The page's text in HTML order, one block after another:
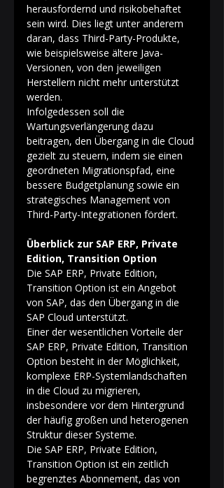
herausfordernd und risikobehaftet
sein wird. Dies liegt unter anderem
daran, dass Third-Party-Produkte,
wie beispielsweise ältere Java-
Versionen, von den jeweiligen
Herstellern nicht mehr unterstützt
werden.
Infolgedessen soll die
Wartungsverlängerung dazu
beitragen, den Übergang in die Cloud
gezielt zu steuern, indem sie einen
geordneten Migrationspfad, eine
bessere Budgetplanung sowie ein
strategisches Management von
Third-Party-Integrationen fördert.
Überblick zur SAP ERP, Private
Edition, Transition Option
Die SAP ERP, Private Edition,
Transition Option ist ein Angebot
von SAP, das den Übergang in die
SAP Cloud unterstützt.
Einer der wesentlichen Vorteile der
SAP ERP, Private Edition, Transition
Option besteht in der Möglichkeit,
komplexe ERP-Systemlandschaften
in die Cloud zu migrieren,
insbesondere vor dem Hintergrund
der häufig großen und heterogenen
Struktur dieser Systeme.
Die SAP ERP, Private Edition,
Transition Option ist ein zeitlich
begrenztes Abonnement, das von